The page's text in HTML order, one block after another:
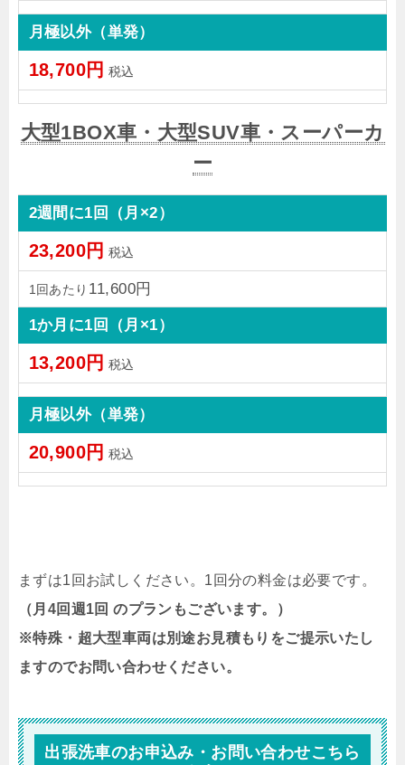
月極以外（単発）
18,700円 税込
大型1BOX車・大型SUV車・スーパーカ
ー
2週間に1回（月×2）
23,200円 税込
1回あたり 11,600円
1か月に1回（月×1）
13,200円 税込
月極以外（単発）
20,900円 税込
まずは1回お試しください。1回分の料金は必要です。
（月4回週1回 のプランもございます。）
※特殊・超大型車両は別途お見積もりをご提示いたし
ますのでお問い合わせください。
出張洗車のお申込み・お問い合わせこちら